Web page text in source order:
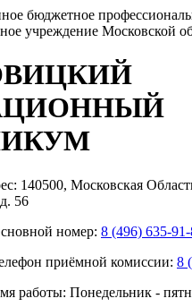
бюджетное
учреждение Московской
140500, Московская
56
номер: 8 (496) 635-91-
приёмной комиссии: 8
работы: Понедельник -